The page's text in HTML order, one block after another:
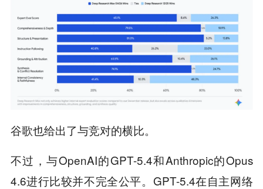
谷歌也给出了与竞对的横比。
不过，与OpenAI的GPT-5.4和Anthropic的Opus
4.6进行比较并不完全公平。GPT-5.4在自主网络